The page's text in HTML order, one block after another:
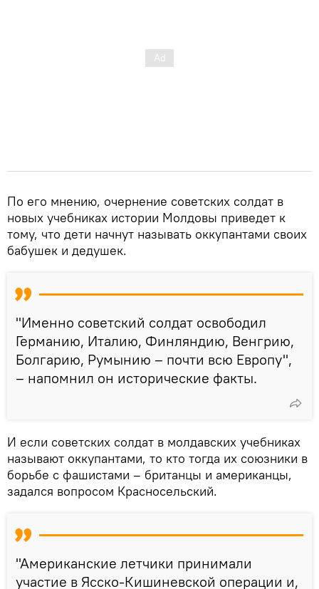
По его мнению, очернение советских солдат в
новых учебниках истории Молдовы приведет к
тому, что дети начнут называть оккупантами своих
бабушек и дедушек.
"Именно советский солдат освободил
Германию, Италию, Финляндию, Венгрию,
Болгарию, Румынию – почти всю Европу",
– напомнил он исторические факты.
И если советских солдат в молдавских учебниках
называют оккупантами, то кто тогда их союзники в
борьбе с фашистами – британцы и американцы,
задался вопросом Красносельский.
"Американские летчики принимали
участие в Ясско-Кишиневской операции и,